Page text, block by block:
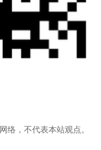
络，不代表本站观点。